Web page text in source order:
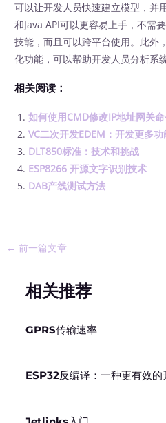
可以让开发人员快速建立模型，并
和Java API可以更容易上手，不需
技能，而且可以跨平台使用。此外
化功能，可以帮助开发人员分析系
相关阅读：
如何使用CMD修改IP地址网关
VC二次开发EDEM：开发更多
DLT850标准：技术和挑战
ESP8266 开源文字识别技术
DAB产线测试方法
← 前一篇文章
相关推荐
GPRS传输速率
ESP32反编译：一种更有效的